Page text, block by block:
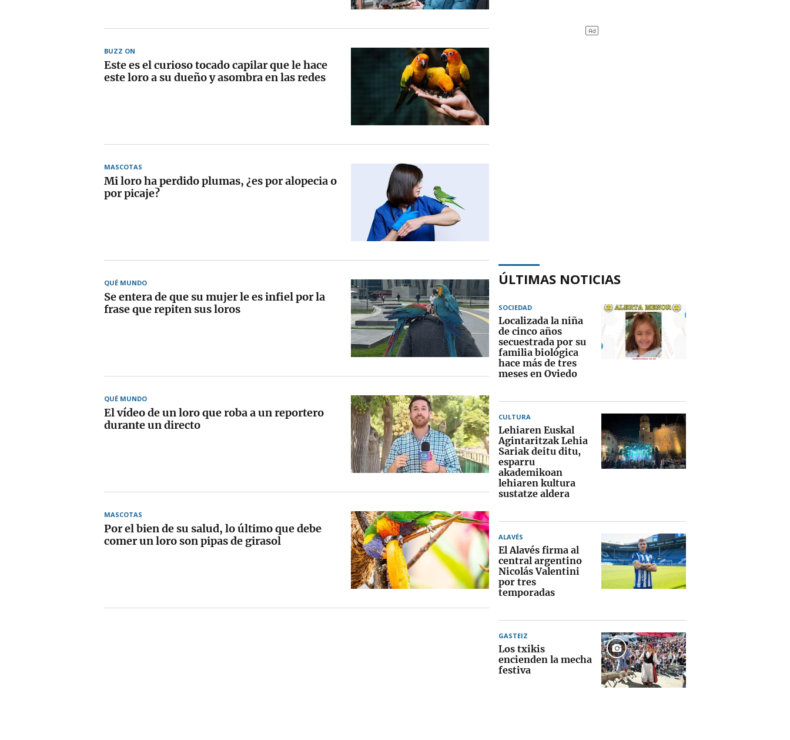
BUZZ ON
Este es el curioso tocado capilar que le hace
este loro a su dueño y asombra en las redes
MASCOTAS
Mi loro ha perdido plumas, ¿es por alopecia o
por picaje?
QUÉ MUNDO
Se entera de que su mujer le es infiel por la
frase que repiten sus loros
QUÉ MUNDO
El vídeo de un loro que roba a un reportero
durante un directo
MASCOTAS
Por el bien de su salud, lo último que debe
comer un loro son pipas de girasol
ÚLTIMAS NOTICIAS
SOCIEDAD
Localizada la niña
de cinco años
secuestrada por su
familia biológica
hace más de tres
meses en Oviedo
CULTURA
Lehiaren Euskal
Agintaritzak Lehia
Sariak deitu ditu,
esparru
akademikoan
lehiaren kultura
sustatze aldera
ALAVÉS
El Alavés firma al
central argentino
Nicolás Valentini
por tres
temporadas
GASTEIZ
Los txikis
encienden la mecha
festiva